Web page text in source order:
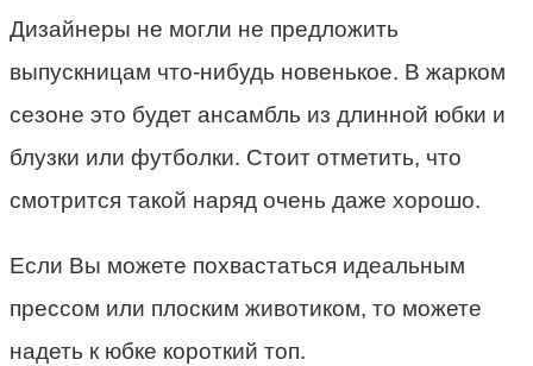
Дизайнеры не могли не предложить
выпускницам что-нибудь новенькое. В жарком
сезоне это будет ансамбль из длинной юбки и
блузки или футболки. Стоит отметить, что
смотрится такой наряд очень даже хорошо.
Если Вы можете похвастаться идеальным
прессом или плоским животиком, то можете
надеть к юбке короткий топ.